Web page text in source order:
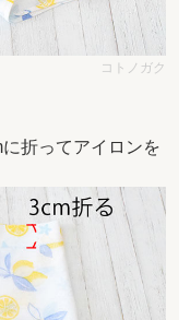
コトノガク
折ってアイロンを